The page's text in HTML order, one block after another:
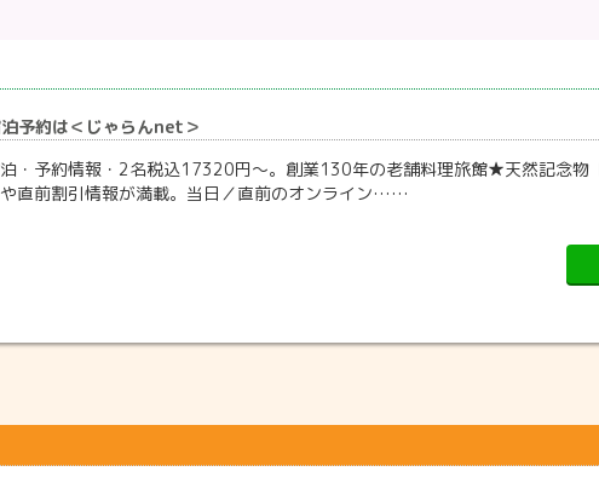
予約は＜じゃらんnet＞
・予約情報・2名税込17320円～。創業130年の老舗料理旅館★天然記念
直前割引情報が満載。当日／直前のオンライン……